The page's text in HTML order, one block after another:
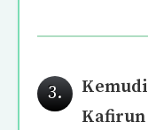
3.
Kafirun